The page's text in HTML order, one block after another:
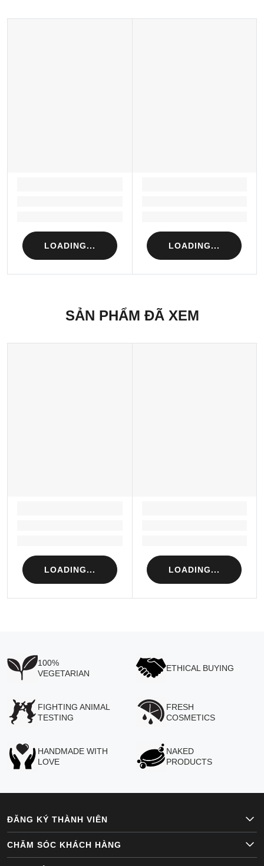
LOADING... LOADING...
SẢN PHẨM ĐÃ XEM
LOADING... LOADING...
100%
VEGETARIAN
ETHICAL BUYING
FIGHTING ANIMAL
TESTING
FRESH
COSMETICS
HANDMADE WITH
LOVE
NAKED
PRODUCTS
ĐĂNG KÝ THÀNH VIÊN
CHĂM SÓC KHÁCH HÀNG